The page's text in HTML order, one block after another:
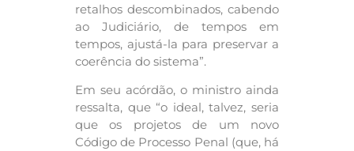
retalhos descombinados, cabendo
ao Judiciário, de tempos em
tempos, ajustá-la para preservar a
coerência do sistema”.
Em seu acórdão, o ministro ainda
ressalta, que “o ideal, talvez, seria
que os projetos de um novo
Código de Processo Penal (que, há